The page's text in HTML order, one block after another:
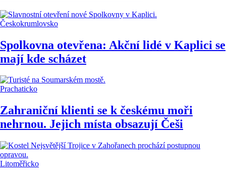
Českokrumlovsko
Spolkovna otevřena: Akční lidé v Kaplici se
mají kde scházet
Prachaticko
Zahraniční klienti se k českému moři
nehrnou. Jejich místa obsazují Češi
Litoměřicko